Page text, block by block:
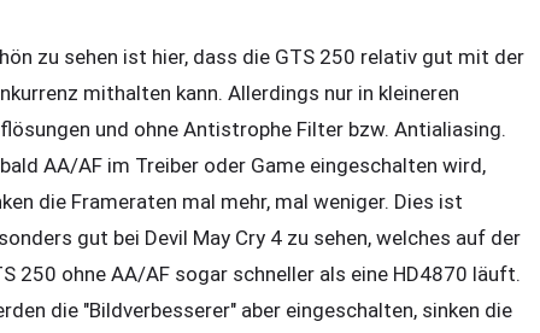
zu sehen ist hier, dass die GTS 250 relativ gut mit der
mithalten kann. Allerdings nur in kleineren
und ohne Antistrophe Filter bzw. Antialiasing.
AA/AF im Treiber oder Game eingeschalten wird,
die Frameraten mal mehr, mal weniger. Dies ist
gut bei Devil May Cry 4 zu sehen, welches auf der
250 ohne AA/AF sogar schneller als eine HD4870 läuft.
die "Bildverbesserer" aber eingeschalten, sinken die